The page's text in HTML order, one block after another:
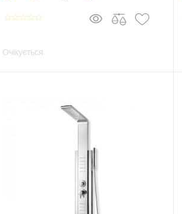
star_borderstar_borderstar_borderstar_borderstar_border
Очікується